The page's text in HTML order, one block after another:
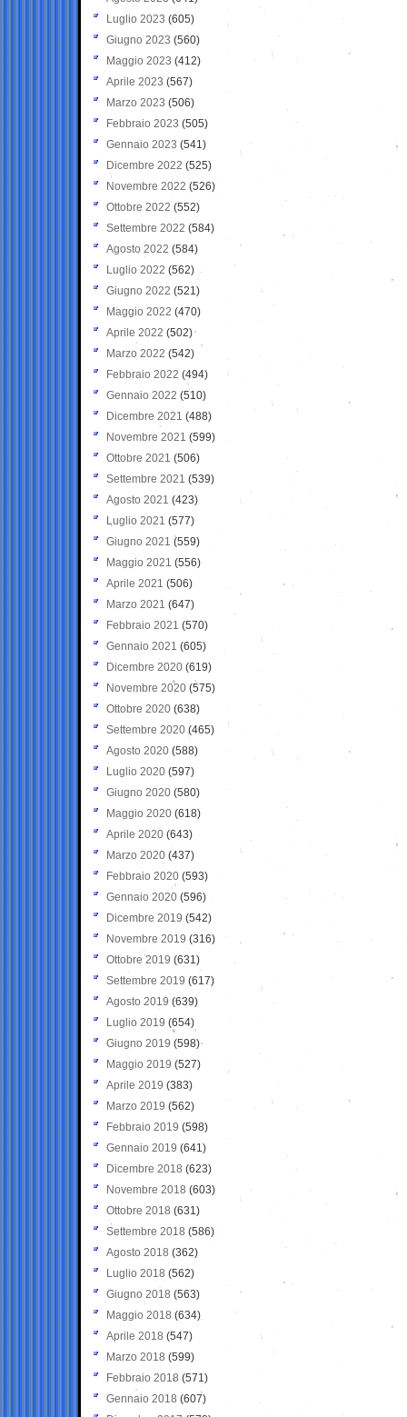
Luglio 2023 (605)
Giugno 2023 (560)
Maggio 2023 (412)
Aprile 2023 (567)
Marzo 2023 (506)
Febbraio 2023 (505)
Gennaio 2023 (541)
Dicembre 2022 (525)
Novembre 2022 (526)
Ottobre 2022 (552)
Settembre 2022 (584)
Agosto 2022 (584)
Luglio 2022 (562)
Giugno 2022 (521)
Maggio 2022 (470)
Aprile 2022 (502)
Marzo 2022 (542)
Febbraio 2022 (494)
Gennaio 2022 (510)
Dicembre 2021 (488)
Novembre 2021 (599)
Ottobre 2021 (506)
Settembre 2021 (539)
Agosto 2021 (423)
Luglio 2021 (577)
Giugno 2021(559)
Maggio 2021 (556)
Aprile 2021 (506)
Marzo 2021 (647)
Febbraio 2021 (570)
Gennaio 2021 (605)
Dicembre 2020 (619)
Novembre 2020 (575)
Ottobre 2020 (638)
Settembre 2020(465)
Agosto 2020 (588)
Luglio 2020 (597)
Giugno 2020 (580)
Maggio 2020 (618)
Aprile 2020 (643)
Marzo 2020 (437)
Febbraio 2020 (593)
Gennaio 2020 (596)
Dicembre 2019 (542)
Novembre 2019 (316)
Ottobre 2019 (631)
Settembre 2019 (617)
Agosto 2019 (639)
Luglio 2019 (654)
Giugno 2019 (598)
Maggio 2019 (527)
Aprile 2019 (383)
Marzo 2019 (562)
Febbraio 2019 (598)
Gennaio 2019 (641)
Dicembre 2018 (623)
Novembre 2018 (603)
Ottobre 2018 (631)
Settembre 2018 (586)
Agosto 2018 (362)
Luglio 2018 (562)
Giugno 2018 (563)
Maggio 2018 (634)
Aprile 2018 (547)
Marzo 2018 (599)
Febbraio 2018 (571)
Gennaio 2018 (607)